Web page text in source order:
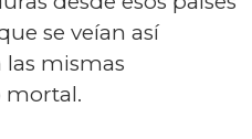
se veían así
las mismas
mortal.